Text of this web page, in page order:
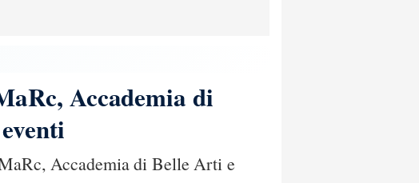
Accademia di
Accademia di Belle Arti e